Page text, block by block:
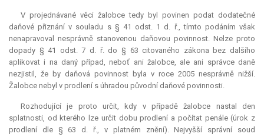
V projednávané věci žalobce tedy byl povinen podat dodatečné
daňové přiznání v souladu s § 41 odst. 1 d. ř., tímto podáním však
nenapravoval nesprávně stanovenou daňovou povinnost. Nelze proto
dopady § 41 odst. 7 d. ř. do § 63 citovaného zákona bez dalšího
aplikovat i na daný případ, neboť ani žalobce, ale ani správce daně
nezjistil, že by daňová povinnost byla v roce 2005 nesprávně nižší.
Žalobce nebyl v prodlení s úhradou původní daňové povinnosti.
Rozhodující je proto určit, kdy v případě žalobce nastal den
splatnosti, od kterého lze určit dobu prodlení a počítat penále (úrok z
prodlení dle § 63 d. ř., v platném znění). Nejvyšší správní soud